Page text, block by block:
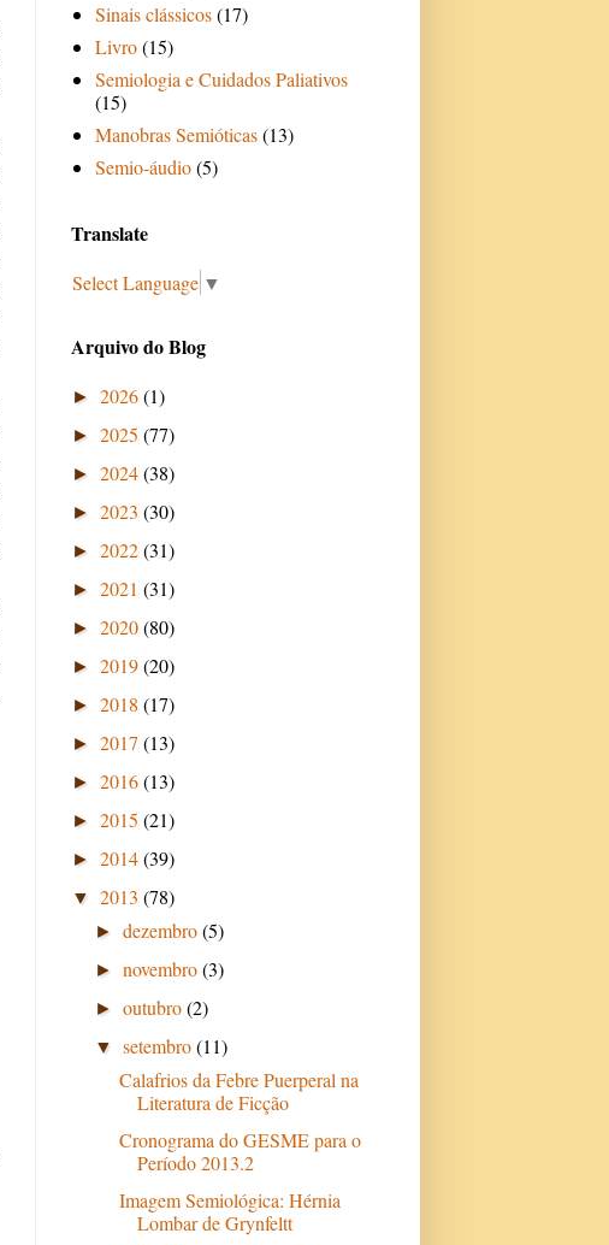
Sinais clássicos(17)
Livro(15)
Semiologia e Cuidados Paliativos
(15)
Manobras Semióticas(13)
Semio-áudio(5)
Translate
Select Language ▼
Arquivo do Blog
► 2026(1)
► 2025 (77)
► 2024(38)
► 2023 (30)
► 2022(31)
► 2021 (31)
► 2020(80)
► 2019(20)
► 2018 (17)
► 2017 (13)
► 2016(13)
► 2015 (21)
► 2014(39)
▼ 2013 (78)
►dezembro(5)
►novembro(3)
►outubro(2)
▼setembro(11)
Calafrios da Febre Puerperal na
Literatura de Ficção
Cronograma do GESME para o
Período 2013.2
Imagem Semiológica: Hérnia
Lombar de Grynfeltt